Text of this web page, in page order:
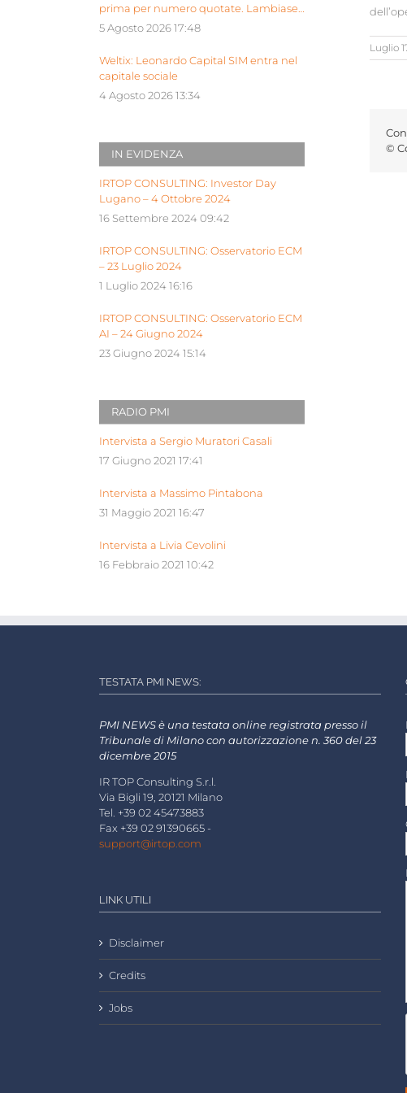
Luglio
©
prima per numero quotate. Lambiase:
“Milano piattaforma europea Siu”
5 Agosto 2026 17:48
Weltix: Leonardo Capital SIM entra nel
capitale sociale
4 Agosto 2026 13:34
IN EVIDENZA
IRTOP CONSULTING: Investor Day
Lugano – 4 Ottobre 2024
16 Settembre 2024 09:42
IRTOP CONSULTING: Osservatorio ECM
– 23 Luglio 2024
1 Luglio 2024 16:16
IRTOP CONSULTING: Osservatorio ECM
AI – 24 Giugno 2024
23 Giugno 2024 15:14
RADIO PMI
Intervista a Sergio Muratori Casali
17 Giugno 2021 17:41
Intervista a Massimo Pintabona
31 Maggio 2021 16:47
Intervista a Livia Cevolini
16 Febbraio 2021 10:42
TESTATA PMI NEWS:
PMI NEWS è una testata online registrata presso il
Tribunale di Milano con autorizzazione n. 360 del 23
dicembre 2015
IR TOP Consulting S.r.l.
Via Bigli 19, 20121 Milano
Tel. +39 02 45473883
Fax +39 02 91390665 -
support@irtop.com
LINK UTILI
Disclaimer
Credits
Jobs